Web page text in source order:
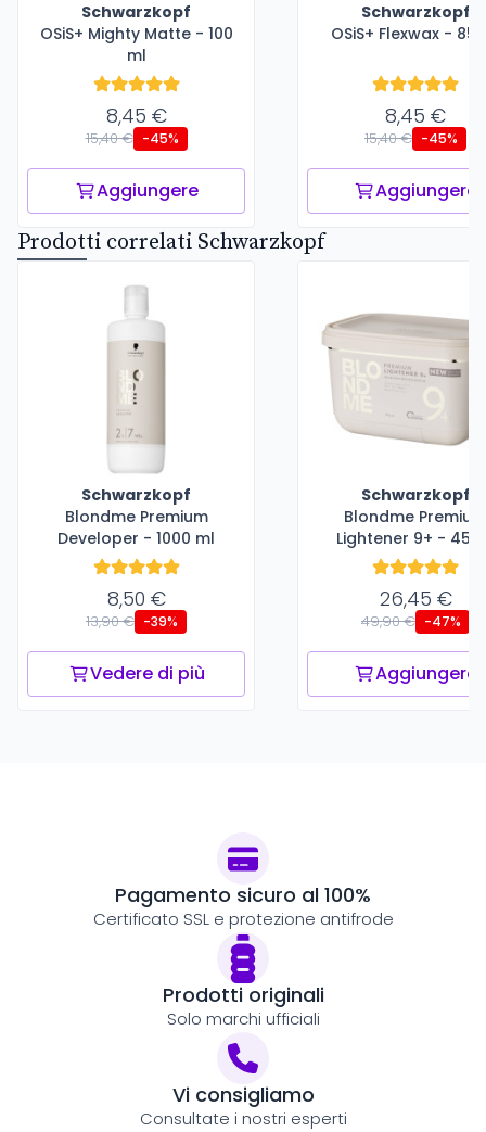
Schwarzkopf
OSiS+ Mighty Matte - 100
ml
8,45 €
15,40 € -45%
Aggiungere
Schwarzkopf
OSiS+ Flexwax - 85
8,45 €
15,40 € -45%
Aggiungere
Prodotti correlati Schwarzkopf
Schwarzkopf
Blondme Premium
Developer - 1000 ml
8,50 €
13,90 € -39%
Vedere di più
Schwarzkopf
Blondme
Lightener 9+ - 450
26,45 €
49,90 € -47%
Aggiungere
Pagamento sicuro al 100%
Certificato SSL e protezione antifrode
Prodotti originali
Solo marchi ufficiali
Vi consigliamo
Consultate i nostri esperti